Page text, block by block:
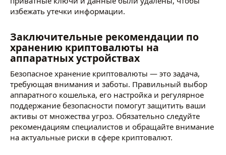
избежать утечки информации.
Заключительные рекомендации по
хранению криптовалюты на
аппаратных устройствах
Безопасное хранение криптовалюты — это задача,
требующая внимания и заботы. Правильный выбор
аппаратного кошелька, его настройка и регулярное
поддержание безопасности помогут защитить ваши
активы от множества угроз. Обязательно следуйте
рекомендациям специалистов и обращайте внимание
на актуальные риски в сфере криптовалют.